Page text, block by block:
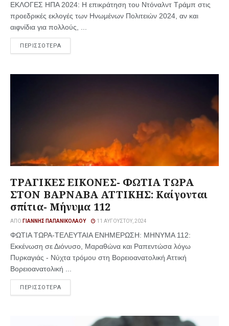
ΕΚΛΟΓΕΣ ΗΠΑ 2024: Η επικράτηση του Ντόναλντ Τράμπ στις
προεδρικές εκλογές των Ηνωμένων Πολιτειών 2024, αν και
αιφνίδια για πολλούς, ...
ΠΕΡΙΣΣΟΤΕΡΑ
ΤΡΑΓΙΚΕΣ ΕΙΚΟΝΕΣ- ΦΩΤΙΑ ΤΩΡΑ
ΣΤΟΝ ΒΑΡΝΑΒΑ ΑΤΤΙΚΗΣ: Καίγονται
σπίτια- Μήνυμα 112
ΑΠΌ ΓΙΆΝΝΗΣ ΠΑΠΑΝΙΚΟΛΆΟΥ 11 ΑΥΓΟΎΣΤΟΥ, 2024
ΦΩΤΙΑ ΤΩΡΑ-ΤΕΛΕΥΤΑΙΑ ΕΝΗΜΕΡΩΣΗ: ΜΗΝΥΜΑ 112:
Εκκένωση σε Διόνυσο, Μαραθώνα και Ραπεντώσα λόγω
Πυρκαγιάς - Νύχτα τρόμου στη Βορειοανατολική Αττική
Βορειοανατολική ...
ΠΕΡΙΣΣΟΤΕΡΑ